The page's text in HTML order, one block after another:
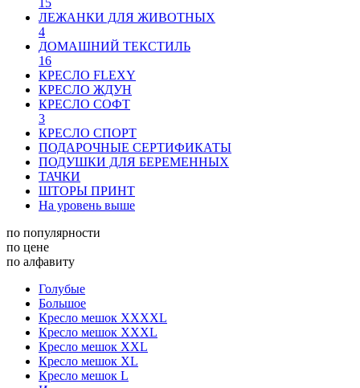
ЛЕЖАНКИ ДЛЯ ЖИВОТНЫХ
4
ДОМАШНИЙ ТЕКСТИЛЬ
16
КРЕСЛО FLEXY
КРЕСЛО ЖДУН
КРЕСЛО СОФТ
3
КРЕСЛО СПОРТ
ПОДАРОЧНЫЕ СЕРТИФИКАТЫ
ПОДУШКИ ДЛЯ БЕРЕМЕННЫХ
ТАЧКИ
ШТОРЫ ПРИНТ
На уровень выше
по популярности
по цене
по алфавиту
Голубые
Большое
Кресло мешок XXXXL
Кресло мешок XXXL
Кресло мешок XXL
Кресло мешок XL
Кресло мешок L